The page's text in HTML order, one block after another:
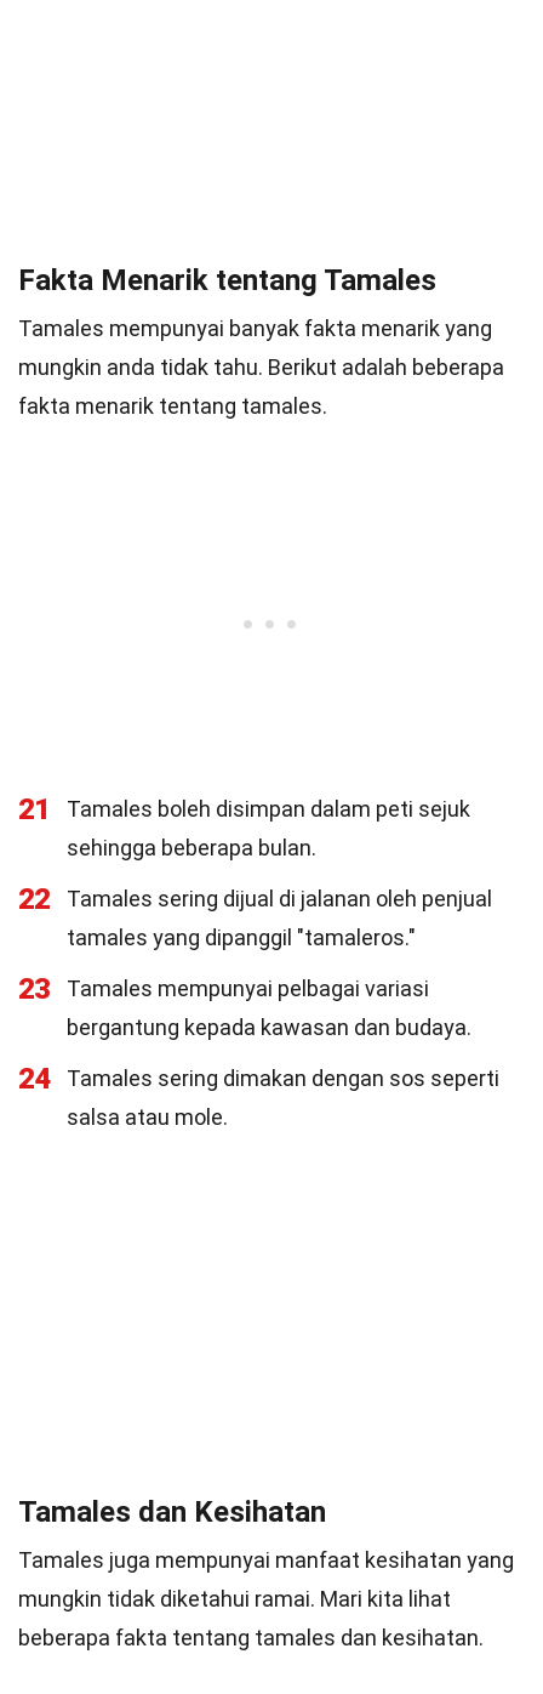
Fakta Menarik tentang Tamales
Tamales mempunyai banyak fakta menarik yang
mungkin anda tidak tahu. Berikut adalah beberapa
fakta menarik tentang tamales.
21
Tamales boleh disimpan dalam peti sejuk
sehingga beberapa bulan.
22
Tamales sering dijual di jalanan oleh penjual
tamales yang dipanggil "tamaleros."
23
Tamales mempunyai pelbagai variasi
bergantung kepada kawasan dan budaya.
24
Tamales sering dimakan dengan sos seperti
salsa atau mole.
Tamales dan Kesihatan
Tamales juga mempunyai manfaat kesihatan yang
mungkin tidak diketahui ramai. Mari kita lihat
beberapa fakta tentang tamales dan kesihatan.